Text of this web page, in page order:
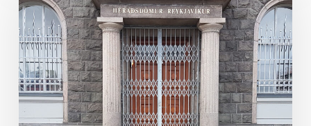
mismunun
tekið
fyrir
í
Héraðsdómi